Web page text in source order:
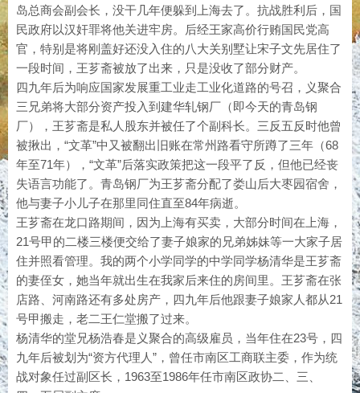
岛总商会副会长，没干几年便躲到上海去了。抗战胜利后，国
民政府以汉奸罪将他关进牢房。后经王家高价行贿国民党高
官，特别是将刚盖好还没入住的八大关别墅让宋子文先居住了
一段时间，王芗斋被放了出来，只是没收了部分财产。
四九年后为响应国家发展重工业走工业化道路的号召，义聚合
三兄弟将大部分资产投入到建华轧钢厂（即今天的青岛钢
厂），王芗斋是私人股东并被任了个副科长。三反五反时他曾
被揪出，“文革”中又被翻出旧账在常州路看守所蹲了三年（68
年至71年），“文革”后落实政策把这一段平了反，但他已经丧
失语言功能了。青岛钢厂为王芗斋分配了娄山后大枣园宿舍，
他与妻子小儿子在那里同住直至84年病逝。
王芗斋在龙口路期间，因为上海有买卖，大部分时间在上海，
21号甲的二楼三楼便交给了妻子娘家的兄弟姊妹等一大家子居
住并照看管理。我的两个小学同学的中学同学杨清华是王芗斋
的妻侄女，她当年就出生在我家后来住的房间里。王芗斋在张
店路、河南路还有多处房产，四九年后他跟妻子娘家人都从21
号甲搬走，老二王仁堂搬了过来。
杨清华的堂兄杨浩春是义聚合的高级雇员，当年住在23号，四
九年后被划为“资方代理人”，曾任市南区工商联主委，作为统
战对象任过副区长，1963至1986年任市南区政协二、三、